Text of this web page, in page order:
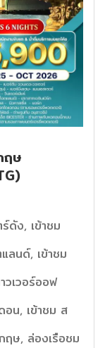
ฤษ
ดัง, เข้าชม
ลนด์, เข้าชม
เวอร์ออฟ
น, เข้าชม ส
ฤษ, ล่องเรือชม